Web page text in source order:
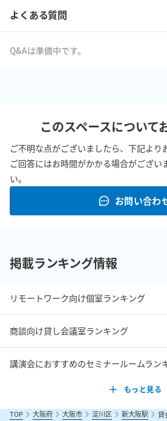
よくある質問
Q&Aは準備中です。
このスペースについて
ご不明な点がございましたら、下記より
ご回答にはお時間がかかる場合がござい
い。
お問い合わ
掲載ランキング情報
リモートワーク向け個室ランキング
商談向け貸し会議室ランキング
講演会におすすめのセミナールームラン
もっと見る
TOP 大阪府 大阪市 淀川区 新大阪駅 貸